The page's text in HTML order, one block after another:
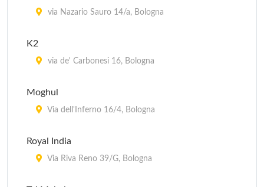
via Nazario Sauro 14/a, Bologna
K2
via de' Carbonesi 16, Bologna
Moghul
Via dell'Inferno 16/4, Bologna
Royal India
Via Riva Reno 39/G, Bologna